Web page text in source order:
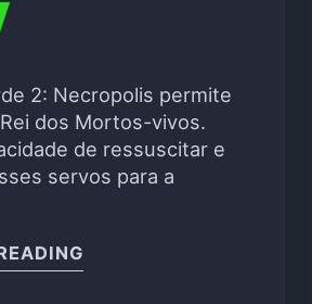
2: Necropolis permite
dos Mortos-vivos.
de ressuscitar e
servos para a